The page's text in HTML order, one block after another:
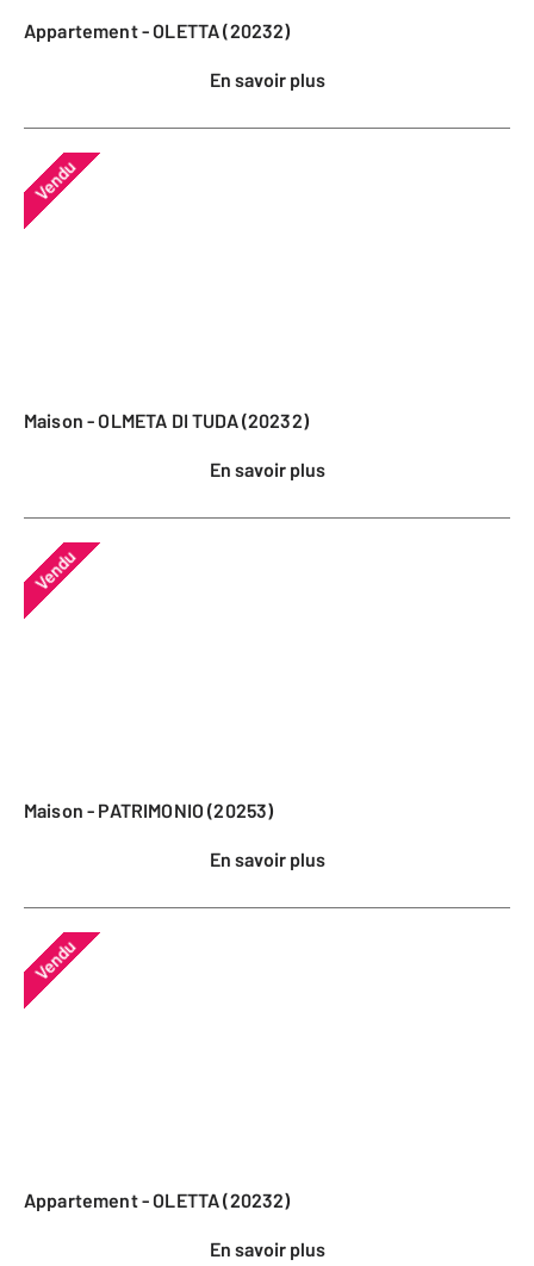
Appartement - OLETTA (20232)
En savoir plus
Vendu
Maison - OLMETA DI TUDA (20232)
En savoir plus
Vendu
Maison - PATRIMONIO (20253)
En savoir plus
Vendu
Appartement - OLETTA (20232)
En savoir plus